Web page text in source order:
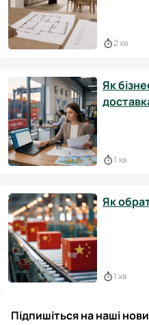
2 хв
Як
1 хв
Як
1 хв
Підпишіться на наші